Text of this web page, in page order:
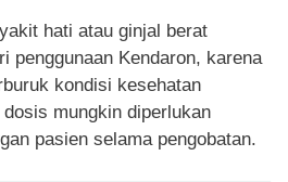
hati atau ginjal berat
penggunaan Kendaron, karena
kondisi kesehatan
mungkin diperlukan
pasien selama pengobatan.